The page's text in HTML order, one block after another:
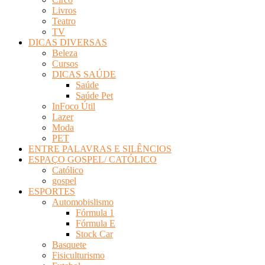
Livros
Teatro
TV
DICAS DIVERSAS
Beleza
Cursos
DICAS SAÚDE
Saúde
Saúde Pet
InFoco Útil
Lazer
Moda
PET
ENTRE PALAVRAS E SILÊNCIOS
ESPAÇO GOSPEL/ CATÓLICO
Católico
gospel
ESPORTES
Automobislismo
Fórmula 1
Fórmula E
Stock Car
Basquete
Fisiculturismo